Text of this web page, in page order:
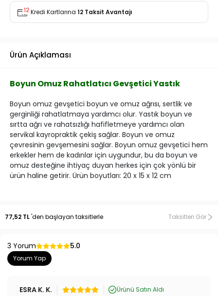
Kredi Kartlarına 12 Taksit Avantajı
Ürün Açıklaması
Boyun Omuz Rahatlatıcı Gevşetici Yastık
Boyun omuz gevşetici boyun ve omuz ağrısı, sertlik ve
gerginliği rahatlatmaya yardımcı olur. Yastık boyun ve
sırtta ağrı ve rahatsızlığı hafifletmeye yardımcı olan
servikal kayropraktik çekiş sağlar. Boyun ve omuz
çevresinin gevşemesini sağlar. Boyun omuz gevşetici hem
erkekler hem de kadınlar için uygundur, bu da boyun ve
omuz desteğine ihtiyaç duyan herkes için çok yönlü bir
ürün haline getirir. Ürün boyutları: 20 x 15 x 12 cm
77,52 TL'den başlayan taksitlerle Taksitleri Gör
3 Yorum 5.0
Yorum Yap
ESRA K. K. Ürünü Satın Aldı